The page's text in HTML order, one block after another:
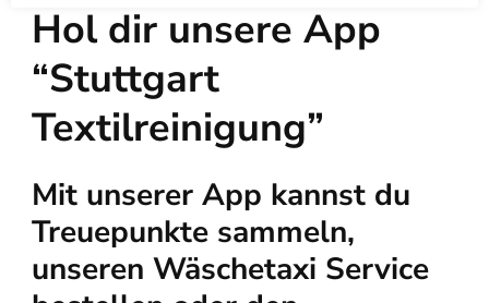
Hol dir unsere App
“Stuttgart
Textilreinigung”
Mit unserer App kannst du
Treuepunkte sammeln,
unseren Wäschetaxi Service